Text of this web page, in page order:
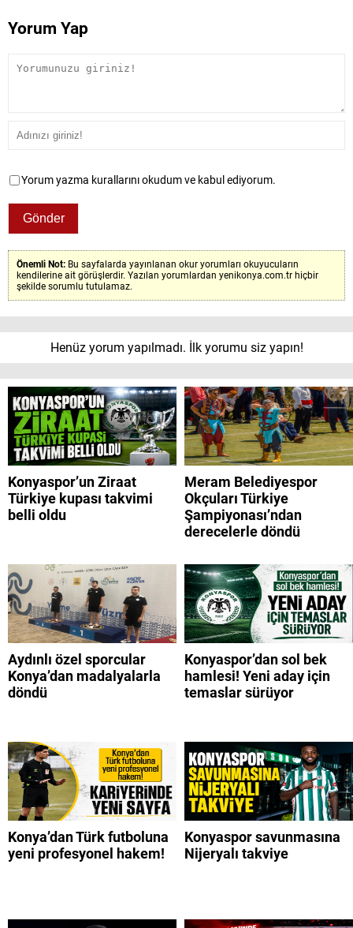
Yorum Yap
Yorum yazma kurallarını okudum ve kabul ediyorum.
Önemli Not: Bu sayfalarda yayınlanan okur yorumları okuyucuların
kendilerine ait görüşlerdir. Yazılan yorumlardan yenikonya.com.tr hiçbir
şekilde sorumlu tutulamaz.
Henüz yorum yapılmadı. İlk yorumu siz yapın!
Konyaspor’un Ziraat
Türkiye kupası takvimi
belli oldu
Meram Belediyespor
Okçuları Türkiye
Şampiyonası’ndan
derecelerle döndü
Aydınlı özel sporcular
Konya’dan madalyalarla
döndü
Konyaspor’dan sol bek
hamlesi! Yeni aday için
temaslar sürüyor
Konya’dan Türk futboluna
yeni profesyonel hakem!
Konyaspor savunmasına
Nijeryalı takviye